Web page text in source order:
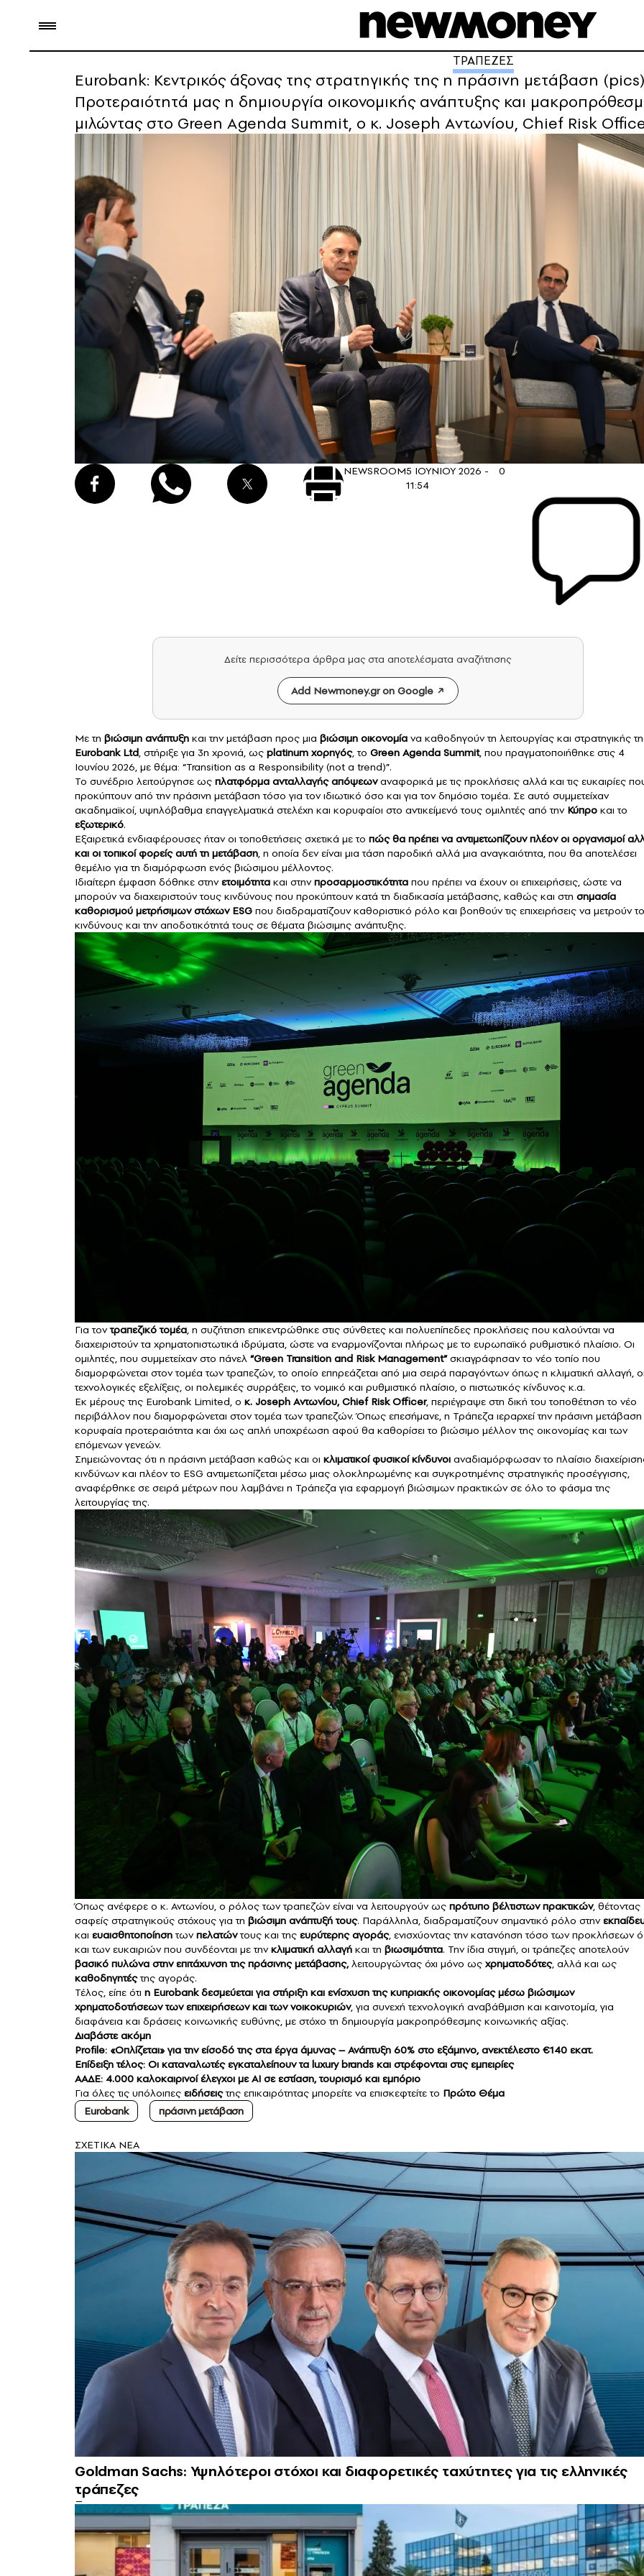
ΤΡΑΠΕΖΕΣ
Eurobank: Κεντρικός άξονας της στρατηγικής της η πράσινη μετάβαση (pics)
Προτεραιότητά μας η δημιουργία οικονομικής ανάπτυξης και
μιλώντας στο Green Agenda Summit, ο κ. Joseph Aντωνίου, Chief Risk
NEWSROOM5 ΙΟΥΝΙΟΥ 2026 -
11:54
0
Δείτε περισσότερα άρθρα μας στα αποτελέσματα αναζήτησης
Add Newmoney.gr on Google
Με τη βιώσιμη ανάπτυξη και την μετάβαση προς μια βιώσιμη οικονομία να καθοδηγούν τη λειτουργίας και στρατηγικής
Eurobank Ltd, στήριξε για 3η χρονιά, ως platinum χορηγός, το Green Agenda Summit, που πραγματοποιήθηκε στις 4
Ιουνίου 2026, με θέμα: “Transition as a Responsibility (not a trend)”.
Το συνέδριο λειτούργησε ως πλατφόρμα ανταλλαγής απόψεωναναφορικά με τις προκλήσεις αλλά και τις ευκαιρίες
προκύπτουν από την πράσινη μετάβαση τόσο για τον ιδιωτικό όσο και για τον δημόσιο τομέα. Σε αυτό συμμετείχαν
ακαδημαϊκοί, υψηλόβαθμα επαγγελματικά στελέχη και κορυφαίοι στο αντικείμενό τους ομιλητές από την Κύπρο και το
εξωτερικό.
Εξαιρετικά ενδιαφέρουσες ήταν οι τοποθετήσεις σχετικά με το πώς θα πρέπει να αντιμετωπίζουν πλέον οι οργανισμοί
και οι τοπικοί φορείς αυτή τη μετάβαση, η οποία δεν είναι μια τάση παροδική αλλά μια αναγκαιότητα, που θα αποτελέσει
θεμέλιο για τη διαμόρφωση ενός βιώσιμου μέλλοντος.
Ιδιαίτερη έμφαση δόθηκε στηνετοιμότητα και στηνπροσαρμοστικότητα που πρέπει να έχουν οι επιχειρήσεις, ώστε να
μπορούν να διαχειριστούν τους κινδύνους που προκύπτουν κατά τη διαδικασία μετάβασης, καθώς και στη σημασία
καθορισμού μετρήσιμων στόχων ESG που διαδραματίζουν καθοριστικό ρόλο και βοηθούν τις επιχειρήσεις να μετρούν
κινδύνους και την αποδοτικότητά τους σε θέματα βιώσιμης ανάπτυξης.
Για τοντραπεζικό τομέα, η συζήτηση επικεντρώθηκε στις σύνθετες και πολυεπίπεδες προκλήσεις που καλούνται να
διαχειριστούν τα χρηματοπιστωτικά ιδρύματα, ώστε να εναρμονίζονται πλήρως με το ευρωπαϊκό ρυθμιστικό πλαίσιο. Οι
ομιλητές, που συμμετείχαν στο πάνελ “Green Transition and Risk Management”σκιαγράφησαν το νέο τοπίο που
διαμορφώνεται στον τομέα των τραπεζών, το οποίο επηρεάζεται από μια σειρά παραγόντων όπως η κλιματική αλλαγή,
τεχνολογικές εξελίξεις, οι πολεμικές συρράξεις, το νομικό και ρυθμιστικό πλαίσιο, ο πιστωτικός κίνδυνος κ.α.
Εκ μέρους της Eurobank Limited, ο κ. Joseph Aντωνίου, Chief Risk Officer, περιέγραψε στη δική του τοποθέτηση το νέο
περιβάλλον που διαμορφώνεται στον τομέα των τραπεζών. Όπως επεσήμανε, η Τράπεζα ιεραρχεί την πράσινη
κορυφαία προτεραιότητα και όχι ως απλή υποχρέωση αφού θα καθορίσει το βιώσιμο μέλλον της οικονομίας και των
επόμενων γενεών.
Σημειώνοντας ότι η πράσινη μετάβαση καθώς και οι κλιματικοί φυσικοί κίνδυνοι αναδιαμόρφωσαν το πλαίσιο
κινδύνων και πλέον το ESG αντιμετωπίζεται μέσω μιας ολοκληρωμένης και συγκροτημένης στρατηγικής προσέγγισης,
αναφέρθηκε σε σειρά μέτρων που λαμβάνει η Τράπεζα για εφαρμογή βιώσιμων πρακτικών σε όλο το φάσμα της
λειτουργίας της.
Όπως ανέφερε ο κ. Αντωνίου, ο ρόλος των τραπεζών είναι να λειτουργούν ως πρότυπο βέλτιστων πρακτικών, θέτοντας
σαφείς στρατηγικούς στόχους για τη βιώσιμη ανάπτυξή τους. Παράλληλα, διαδραματίζουν σημαντικό ρόλο στην
και ευαισθητοποίησητωνπελατώντους και της ευρύτερης αγοράς, ενισχύοντας την κατανόηση τόσο των προκλήσεων
και των ευκαιριών που συνδέονται με τηνκλιματική αλλαγή και τη βιωσιμότητα. Την ίδια στιγμή, οι τράπεζες αποτελούν
βασικό πυλώνα στην επιτάχυνση της πράσινης μετάβασης,λειτουργώντας όχι μόνο ως χρηματοδότες, αλλά και ως
καθοδηγητέςτης αγοράς.
Τέλος, είπε ότι η Eurobank δεσμεύεται για στήριξη και ενίσχυση της κυπριακής οικονομίας μέσω βιώσιμων
χρηματοδοτήσεων των επιχειρήσεων και των νοικοκυριών, για συνεχή τεχνολογική αναβάθμιση και καινοτομία, για
διαφάνεια και δράσεις κοινωνικής ευθύνης, με στόχο τη δημιουργία μακροπρόθεσμης κοινωνικής αξίας.
Διαβάστε ακόμη
Profile: «Οπλίζεται» για την είσοδό της στα έργα άμυνας – Ανάπτυξη 60% στο εξάμηνο, ανεκτέλεστο €140 εκατ.
Επίδειξη τέλος: Οι καταναλωτές εγκαταλείπουν τα luxury brands και στρέφονται στις εμπειρίες
ΑΑΔΕ: 4.000 καλοκαιρινοί έλεγχοι με ΑΙ σε εστίαση, τουρισμό και εμπόριο
Για όλες τις υπόλοιπες ειδήσειςτης επικαιρότητας μπορείτε να επισκεφτείτε το Πρώτο Θέμα
Eurobank
πράσινη μετάβαση
ΣXETIKA NEA
Goldman Sachs: Υψηλότεροι στόχοι και διαφορετικές ταχύτητες για τις ελληνικές
τράπεζες